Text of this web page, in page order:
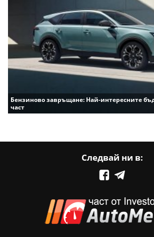
Бензиново завръщане: Най-интересните
част
Следвай ни в: